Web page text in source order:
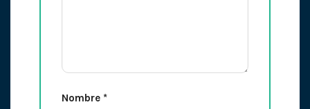
Nombre *